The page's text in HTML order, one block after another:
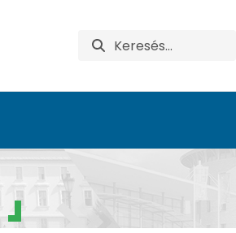
NAPOK